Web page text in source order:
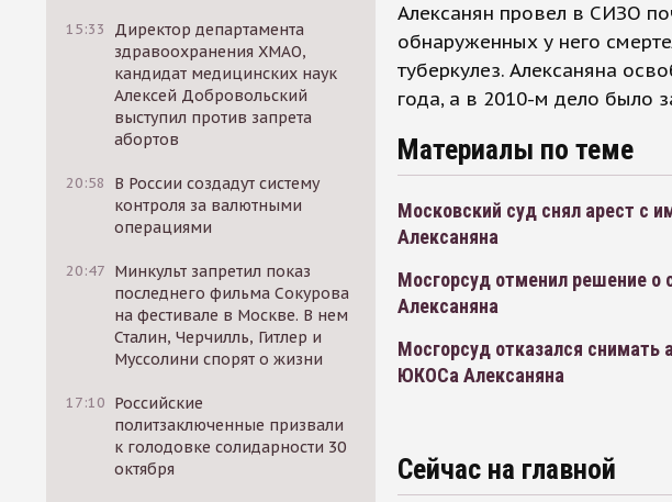
15:33
Директор департамента
здравоохранения ХМАО,
кандидат медицинских наук
Алексей Добровольский
выступил против запрета
абортов
20:58
В России создадут систему
контроля за валютными
операциями
20:47 Минкульт запретил показ
последнего фильма Сокурова
на фестивале в Москве. В нем
Сталин, Черчилль, Гитлер и
Муссолини спорят о жизни
17:10 Российские
политзаключенные призвали
к голодовке солидарности 30
октября
Алексанян провел в СИЗО
обнаруженных у него
туберкулез. Алексаняна
года, а в 2010-м дело было
Материалы по теме
Московский суд снял арест с
Алексаняна
Мосгорсуд отменил решение о
Алексаняна
Мосгорсуд отказался снимать
ЮКОСа Алексаняна
Сейчас на главной